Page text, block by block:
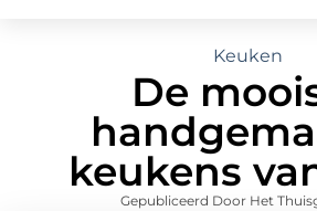
Keuken
De
keukens
Gepubliceerd Door Het